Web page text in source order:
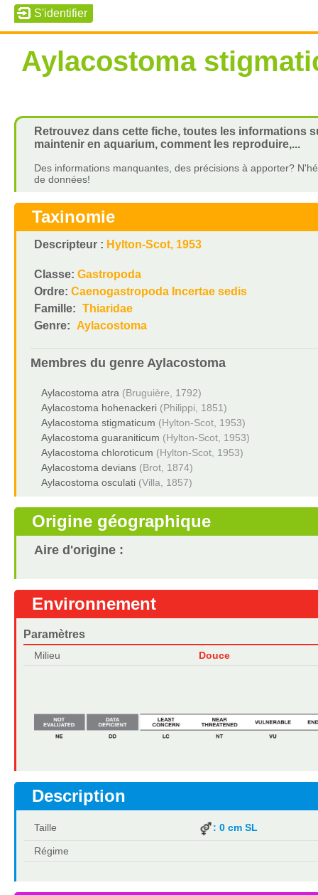
Aylacostoma
Retrouvez dans cette fiche, toutes les informations
maintenir en aquarium, comment les reproduire,...
Des informations manquantes, des précisions à apporter?
de données!
Taxinomie
Descripteur : Hylton-Scot, 1953
Classe: Gastropoda
Ordre: Caenogastropoda Incertae sedis
Famille: Thiaridae
Genre: Aylacostoma
Membres du genre Aylacostoma
Aylacostoma atra (Bruguière, 1792)
Aylacostoma hohenackeri (Philippi, 1851)
Aylacostoma stigmaticum (Hylton-Scot, 1953)
Aylacostoma guaraniticum (Hylton-Scot, 1953)
Aylacostoma chloroticum (Hylton-Scot, 1953)
Aylacostoma devians (Brot, 1874)
Aylacostoma osculati (Villa, 1857)
Origine géographique
Aire d'origine :
Environnement
Paramètres
Milieu Douce
Description
Taille : 0 cm SL
Régime